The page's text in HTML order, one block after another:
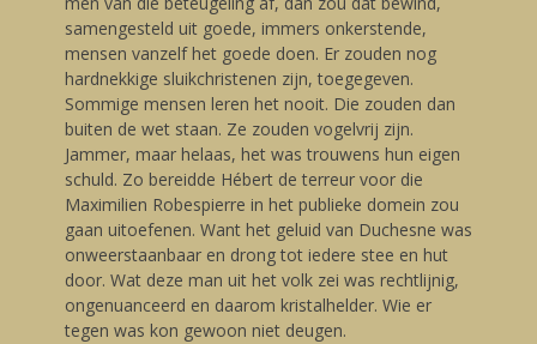
samengesteld uit goede, immers onkerstende,
mensen vanzelf het goede doen. Er zouden nog
hardnekkige sluikchristenen zijn, toegegeven.
Sommige mensen leren het nooit. Die zouden dan
buiten de wet staan. Ze zouden vogelvrij zijn.
Jammer, maar helaas, het was trouwens hun eigen
schuld. Zo bereidde Hébert de terreur voor die
Maximilien Robespierre in het publieke domein zou
gaan uitoefenen. Want het geluid van Duchesne was
onweerstaanbaar en drong tot iedere stee en hut
door. Wat deze man uit het volk zei was rechtlijnig,
ongenuanceerd en daarom kristalhelder. Wie er
tegen was kon gewoon niet deugen.